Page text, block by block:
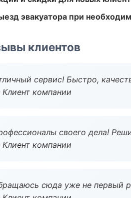
эвакуатора при
клиентов
сервис! Быстро,
компании
своего дела!
компании
сюда уже не первый